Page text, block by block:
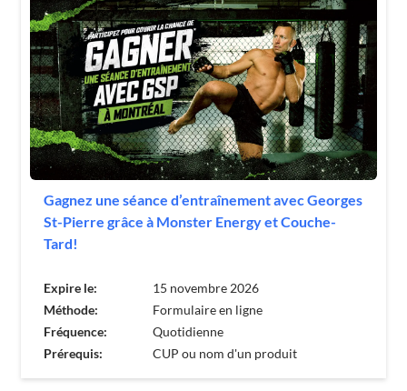
Gagnez une séance d’entraînement avec Georges
St-Pierre grâce à Monster Energy et Couche-
Tard!
Expire le:
15 novembre 2026
Méthode:
Formulaire en ligne
Fréquence:
Quotidienne
Prérequis:
CUP ou nom d'un produit